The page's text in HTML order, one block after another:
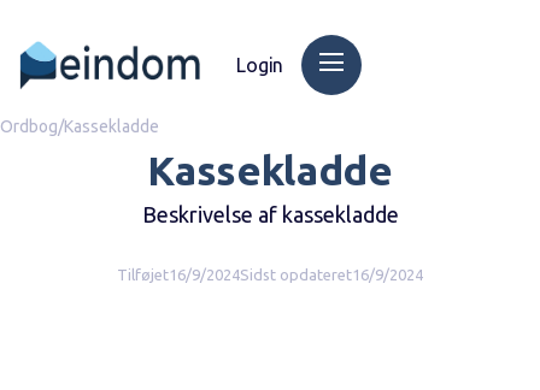
Login
Ordbog/Kassekladde
Kassekladde
Beskrivelse af kassekladde
Tilføjet16/9/2024Sidst opdateret16/9/2024